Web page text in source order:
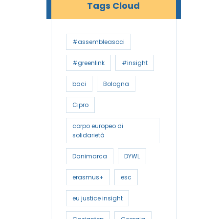
Tags Cloud
#assembleasoci
#greenlink #insight
baci Bologna
Cipro
corpo europeo di
solidarietà
Danimarca DYWL
erasmus+ esc
eu justice insight